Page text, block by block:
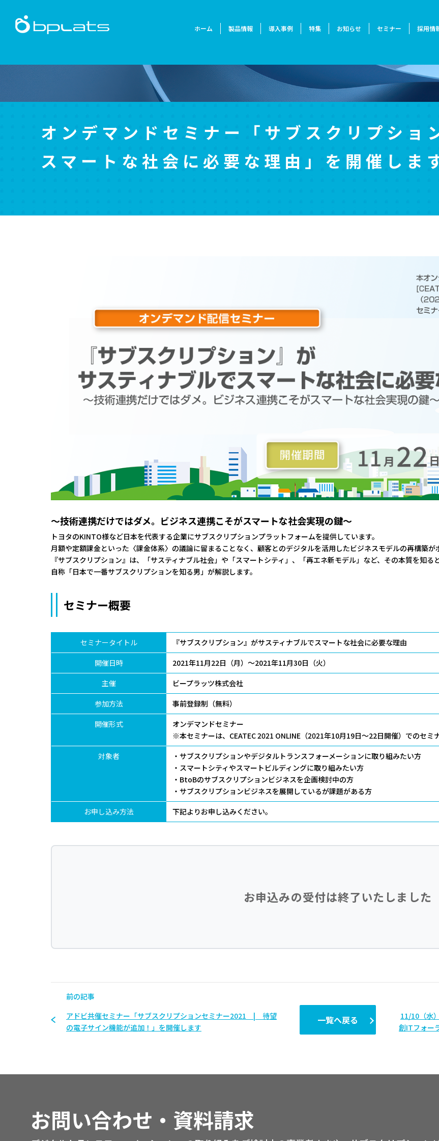
ホーム 製品情報 導入事例 特集 お知らせ セミナー 採用情
オンデマンドセミナー「サブスクリプショ
スマートな社会に必要な理由」を開催しま
～技術連携だけではダメ。ビジネス連携こそがスマートな社会実現の鍵～
トヨタのKINTO様など日本を代表する企業にサブスクリプションプラットフォームを提供しています。
月額や定額課金といった〈課金体系〉の議論に留まることなく、顧客とのデジタルを活用したビジネスモデルの再構築が
『サブスクリプション』は、「サスティナブル社会」や「スマートシティ」、「再エネ新モデル」など、その本質を知る
自称「日本で一番サブスクリプションを知る男」が解説します。
セミナー概要
セミナータイトル
『サブスクリプション』がサスティナブルでスマートな社会に必要な理由
開催日時
2021年11月22日（月）～2021年11月30日（火）
主催
ビープラッツ株式会社
参加方法
事前登録制（無料）
開催形式
オンデマンドセミナー
※本セミナーは、CEATEC 2021 ONLINE（2021年10月19日～22日開催）でのセミ
対象者
・サブスクリプションやデジタルトランスフォーメーションに取り組みたい方
・スマートシティやスマートビルディングに取り組みたい方
・BtoBのサブスクリプションビジネスを企画検討中の方
・サブスクリプションビジネスを展開しているが課題がある方
お申し込み方法
下記よりお申し込みください。
お申込みの受付は終了いたしました
前の記事
アドビ共催セミナー「サブスクリプションセミナー2021 | 待望
の電子サイン機能が追加！」を開催します
一覧へ戻る
11/10（水
創ITフォー
お問い合わせ・資料請求